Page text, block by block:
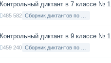
Контрольный диктант в 7 классе № 1
485 582
Контрольный диктант в 9 классе № 1
459 240